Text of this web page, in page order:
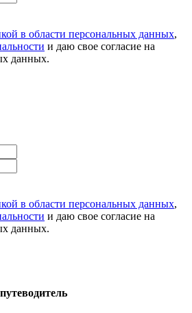
в области персональных данных,
и даю свое согласие на
данных.
в области персональных данных,
и даю свое согласие на
данных.